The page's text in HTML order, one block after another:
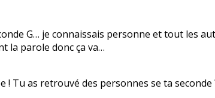
G… je connaissais personne et tout les
la parole donc ça va…
Tu as retrouvé des personnes se ta seconde